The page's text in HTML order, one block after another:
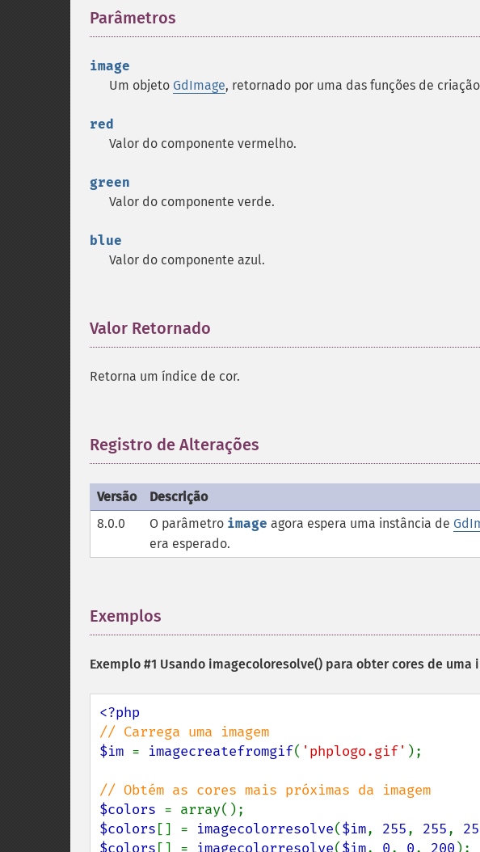
Parâmetros
image
Um objeto GdImage, retornado por uma das funções de
red
Valor do componente vermelho.
green
Valor do componente verde.
blue
Valor do componente azul.
Valor Retornado
Retorna um índice de cor.
Registro de Alterações
Versão
Descrição
8.0.0
O parâmetro image agora espera uma instância de
era esperado.
Exemplos
Exemplo #1 Usando imagecoloresolve() para obter cores de uma
$im = imagecreatefromgif( 'phplogo.gif' );
$colors
$colors [] = imagecolorresolve($im, 255, 255,
$colors [] = imagecolorresolve($im, 0, 0, 200 );